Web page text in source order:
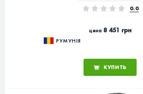
0.0
цена8 451 грн
РУМУНІЯ
КУПИТЬ